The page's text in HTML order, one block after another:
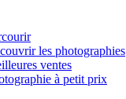
les photographies
ventes
à petit prix